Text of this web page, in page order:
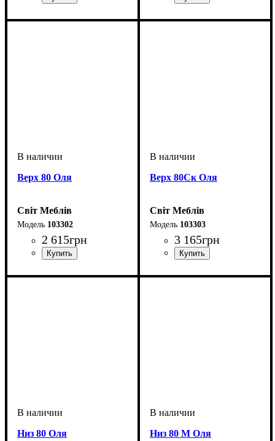
Верх 80 Оля
Світ Меблів
103302
2 615грн
Верх 80Ск Оля
Світ Меблів
103303
3 165грн
Низ 80 Оля Низ 80 М Оля